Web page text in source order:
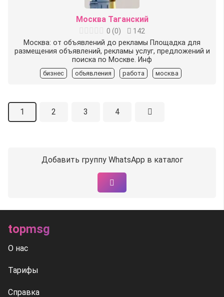
Москва Таганский
0 (0)
142
Москва: от объявлений до рекламы Площадка для
размещения объявлений, рекламы услуг, предложений и
поиска по Москве. Инф
бизнес объявления работа москва
1 2 3 4
Добавить группу WhatsApp в каталог
topmsg
О нас
Тарифы
Справка